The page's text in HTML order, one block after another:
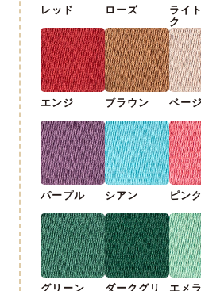
レッド ローズ
ライ
ク
エンジ ブラウン ベー
パープル シアン ピンク
グリーン ダークグリ エメ